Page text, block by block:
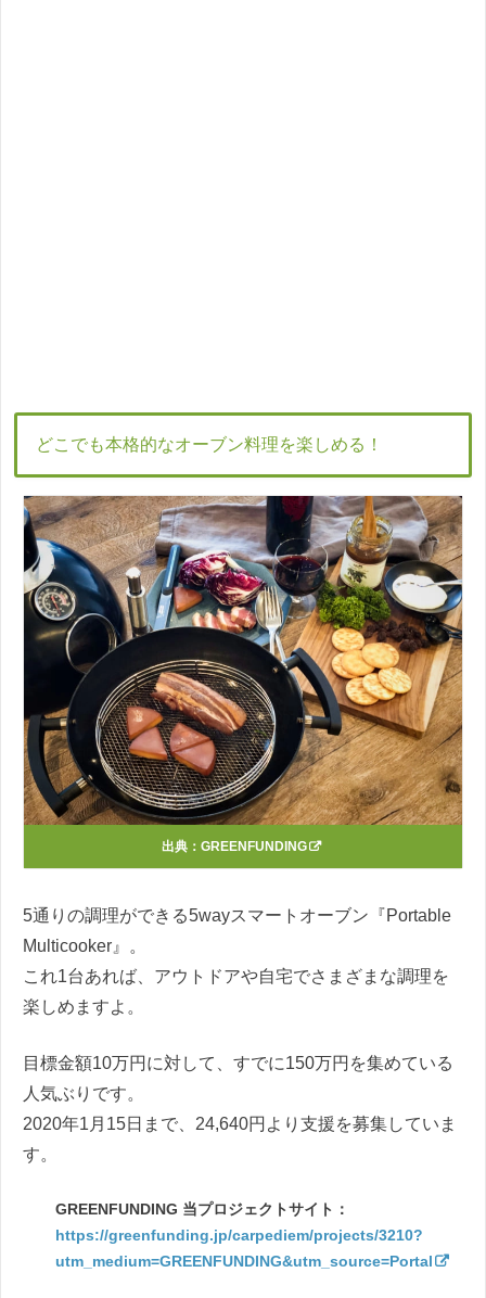
どこでも本格的なオーブン料理を楽しめる！
出典： GREENFUNDING
5通りの調理ができる5wayスマートオーブン『Portable
Multicooker』。
これ1台あれば、アウトドアや自宅でさまざまな調理を
楽しめますよ。
目標金額10万円に対して、すでに150万円を集めている
人気ぶりです。
2020年1月15日まで、24,640円より支援を募集していま
す。
GREENFUNDING 当プロジェクトサイト：
https://greenfunding.jp/carpediem/projects/3210?
utm_medium=GREENFUNDING&utm_source=Portal